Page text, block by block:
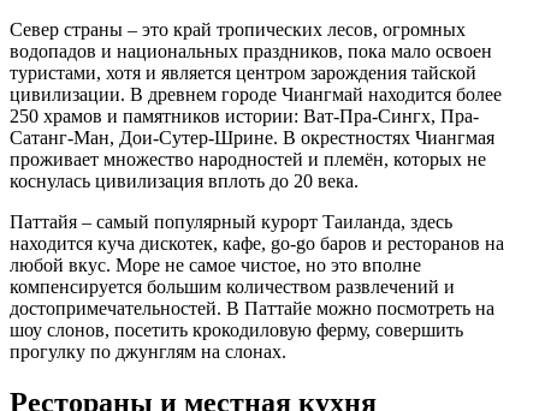
Север страны – это край тропических лесов, огромных
водопадов и национальных праздников, пока мало освоен
туристами, хотя и является центром зарождения тайской
цивилизации. В древнем городе Чиангмай находится более
250 храмов и памятников истории: Ват-Пра-Сингх, Пра-
Сатанг-Ман, Дои-Сутер-Шрине. В окрестностях Чиангмая
проживает множество народностей и племён, которых не
коснулась цивилизация вплоть до 20 века.
Паттайя – самый популярный курорт Таиланда, здесь
находится куча дискотек, кафе, go-go баров и ресторанов на
любой вкус. Море не самое чистое, но это вполне
компенсируется большим количеством развлечений и
достопримечательностей. В Паттайе можно посмотреть на
шоу слонов, посетить крокодиловую ферму, совершить
прогулку по джунглям на слонах.
Рестораны и местная кухня